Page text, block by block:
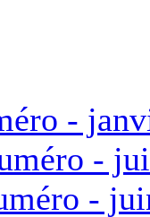
-
-
-